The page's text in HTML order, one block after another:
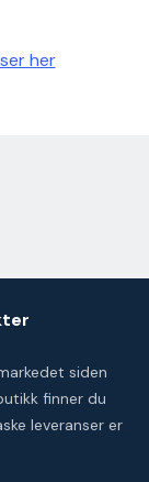
her
siden
finner du
leveranser er